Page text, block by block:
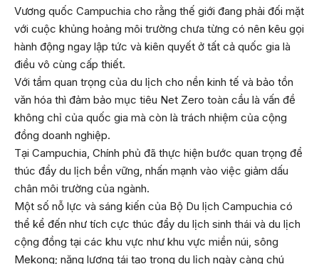
Vương quốc Campuchia cho rằng thế giới đang phải đối mặt
với cuộc khủng hoảng môi trường chưa từng có nên kêu gọi
hành động ngay lập tức và kiên quyết ở tất cả quốc gia là
điều vô cùng cấp thiết.
Với tầm quan trọng của du lịch cho nền kinh tế và bảo tồn
văn hóa thì đảm bảo mục tiêu Net Zero toàn cầu là vấn đề
không chỉ của quốc gia mà còn là trách nhiệm của cộng
đồng doanh nghiệp.
Tại Campuchia, Chính phủ đã thực hiện bước quan trọng để
thúc đẩy du lịch bền vững, nhấn mạnh vào việc giảm dấu
chân môi trường của ngành.
Một số nỗ lực và sáng kiến của Bộ Du lịch Campuchia có
thể kể đến như tích cực thúc đẩy du lịch sinh thái và du lịch
cộng đồng tại các khu vực như khu vực miền núi, sông
Mekong; năng lượng tái tạo trong du lịch ngày càng chú